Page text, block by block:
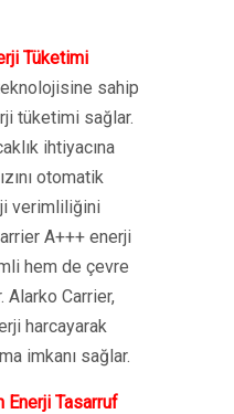
Tüketimi
sahip
tüketimi sağlar.
ihtiyacına
otomatik
verimliliğini
A+++ enerji
hem de çevre
Carrier,
harcayarak
imkanı sağlar.
Enerji Tasarruf